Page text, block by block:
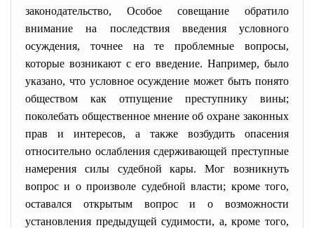
законодательство, Особое совещание обратило
внимание на последствия введения условного
осуждения, точнее на те проблемные вопросы,
которые возникают с его введение. Например, было
указано, что условное осуждение может быть понято
обществом как отпущение преступнику вины;
поколебать общественное мнение об охране законных
прав и интересов, а также возбудить опасения
относительно ослабления сдерживающей преступные
намерения силы судебной кары. Мог возникнуть
вопрос и о произволе судебной власти; кроме того,
оставался открытым вопрос и о возможности
установления предыдущей судимости, а, кроме того,